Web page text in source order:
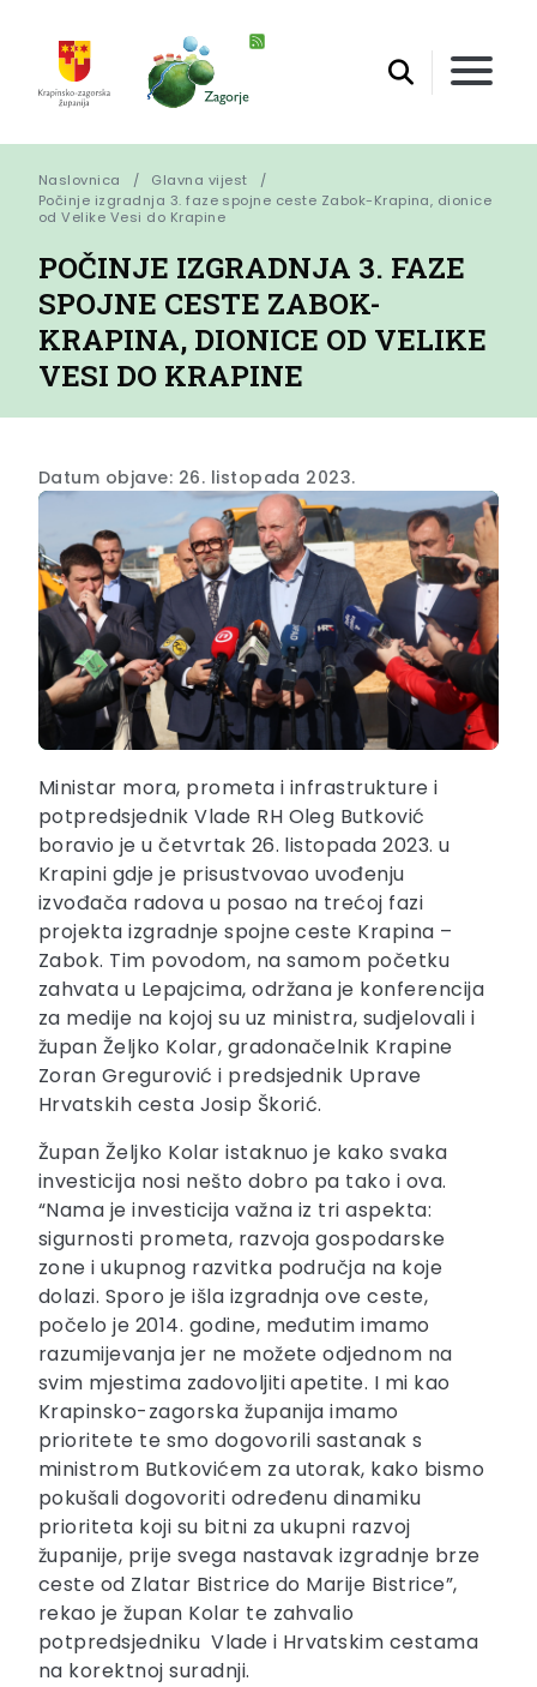
Naslovnica
Glavna vijest
Počinje izgradnja 3. faze spojne ceste Zabok-Krapina, dionice
od Velike Vesi do Krapine
POČINJE IZGRADNJA 3. FAZE
SPOJNE CESTE ZABOK-
KRAPINA, DIONICE OD VELIKE
VESI DO KRAPINE
Datum objave: 26. listopada 2023.
Ministar mora, prometa i infrastrukture i
potpredsjednik Vlade RH Oleg Butković
boravio je u četvrtak 26. listopada 2023. u
Krapini gdje je prisustvovao uvođenju
izvođača radova u posao na trećoj fazi
projekta izgradnje spojne ceste Krapina –
Zabok. Tim povodom, na samom početku
zahvata u Lepajcima, održana je konferencija
za medije na kojoj su uz ministra, sudjelovali i
župan Željko Kolar, gradonačelnik Krapine
Zoran Gregurović i predsjednik Uprave
Hrvatskih cesta Josip Škorić.
Župan Željko Kolar istaknuo je kako svaka
investicija nosi nešto dobro pa tako i ova.
“Nama je investicija važna iz tri aspekta:
sigurnosti prometa, razvoja gospodarske
zone i ukupnog razvitka područja na koje
dolazi. Sporo je išla izgradnja ove ceste,
počelo je 2014. godine, međutim imamo
razumijevanja jer ne možete odjednom na
svim mjestima zadovoljiti apetite. I mi kao
Krapinsko-zagorska županija imamo
prioritete te smo dogovorili sastanak s
ministrom Butkovićem za utorak, kako bismo
pokušali dogovoriti određenu dinamiku
prioriteta koji su bitni za ukupni razvoj
županije, prije svega nastavak izgradnje brze
ceste od Zlatar Bistrice do Marije Bistrice”,
rekao je župan Kolar te zahvalio
potpredsjedniku Vlade i Hrvatskim cestama
na korektnoj suradnji.